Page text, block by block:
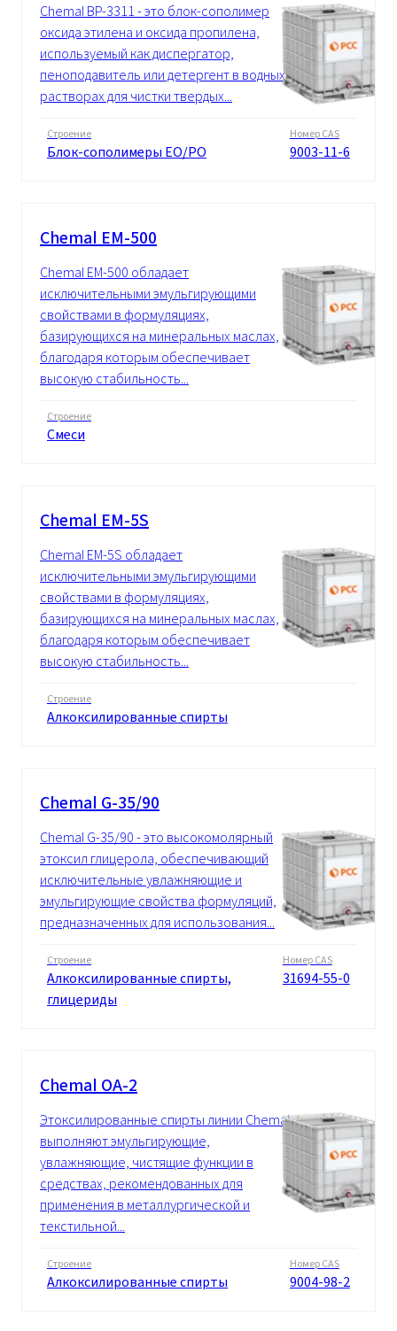
Chemal BP-3311 - это блок-сополимер
оксида этилена и оксида пропилена,
используемый как диспергатор,
пеноподавитель или детергент в водных
растворах для чистки твердых...
Строение
Блок-сополимеры EO/PO
Номер CAS
9003-11-6
Chemal EM-500
Chemal EM-500 обладает
исключительными эмульгирующими
свойствами в формуляциях,
базирующихся на минеральных маслах,
благодаря которым обеспечивает
высокую стабильность...
Строение
Смеси
Chemal EM-5S
Chemal EM-5S обладает
исключительными эмульгирующими
свойствами в формуляциях,
базирующихся на минеральных маслах,
благодаря которым обеспечивает
высокую стабильность...
Строение
Алкоксилированные спирты
Chemal G-35/90
Chemal G-35/90 - это высокомолярный
этоксил глицерола, обеспечивающий
исключительные увлажняющие и
эмульгирующие свойства формуляций,
предназначенных для использования...
Строение
Алкоксилированные спирты,
глицериды
Номер CAS
31694-55-0
Chemal OA-2
Этоксилированные спирты линии Chemal
выполняют эмульгирующие,
увлажняющие, чистящие функции в
средствах, рекомендованных для
применения в металлургической и
текстильной...
Строение
Алкоксилированные спирты
Номер CAS
9004-98-2